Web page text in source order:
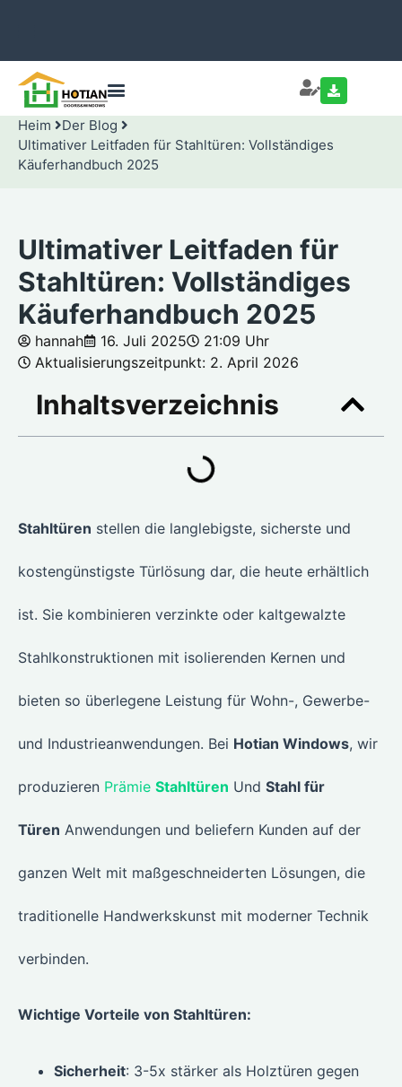
Heim
Der Blog
Ultimativer Leitfaden für Stahltüren: Vollständiges
Käuferhandbuch 2025
Ultimativer Leitfaden für
Stahltüren: Vollständiges
Käuferhandbuch 2025
hannah 16. Juli 2025
21:09 Uhr
Aktualisierungszeitpunkt: 2. April 2026
Inhaltsverzeichnis
Stahltüren stellen die langlebigste, sicherste und
kostengünstigste Türlösung dar, die heute erhältlich
ist. Sie kombinieren verzinkte oder kaltgewalzte
Stahlkonstruktionen mit isolierenden Kernen und
bieten so überlegene Leistung für Wohn-, Gewerbe-
und Industrieanwendungen. Bei Hotian Windows, wir
produzieren Prämie Stahltüren Und Stahl für
Türen Anwendungen und beliefern Kunden auf der
ganzen Welt mit maßgeschneiderten Lösungen, die
traditionelle Handwerkskunst mit moderner Technik
verbinden.
Wichtige Vorteile von Stahltüren:
Sicherheit: 3-5x stärker als Holztüren gegen